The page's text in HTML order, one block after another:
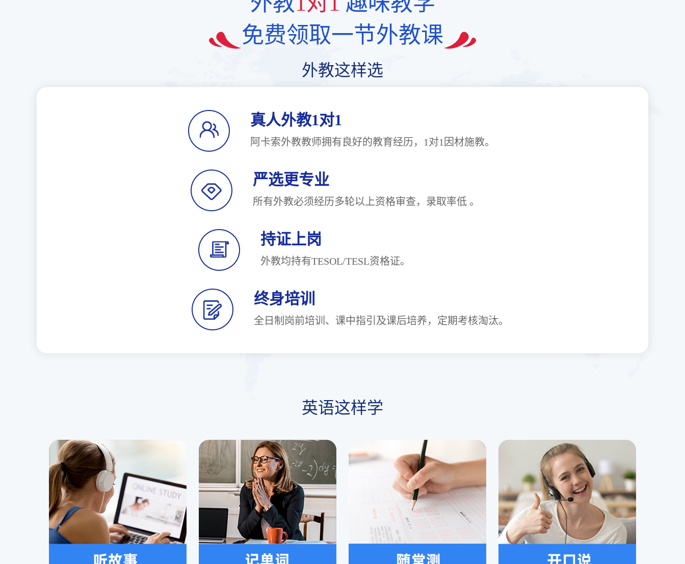
免费领取一节外教课
外教这样选
真人外教1对1
阿卡索外教教师拥有良好的教育经历，1对1因材施教。
严选更专业
所有外教必须经历多轮以上资格审查，录取率低 。
持证上岗
外教均持有TESOL/TESL资格证。
终身培训
全日制岗前培训、课中指引及课后培养，定期考核淘汰。
英语这样学